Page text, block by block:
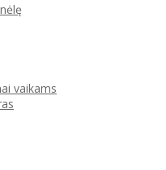
vaikams